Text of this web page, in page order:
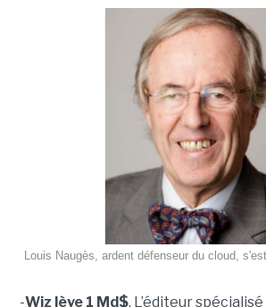
Louis Naugès, ardent défenseur du cloud,
-Wiz lève 1 Md$. L’éditeur spécialisé